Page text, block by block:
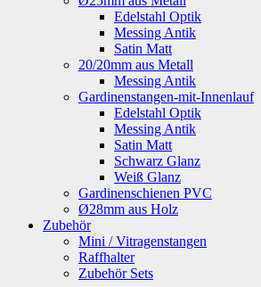
Edelstahl Optik
Messing Antik
Satin Matt
20/20mm aus Metall
Messing Antik
Gardinenstangen-mit-Innenlauf
Edelstahl Optik
Messing Antik
Satin Matt
Schwarz Glanz
Weiß Glanz
Gardinenschienen PVC
Ø28mm aus Holz
Zubehör
Mini / Vitragenstangen
Raffhalter
Zubehör Sets